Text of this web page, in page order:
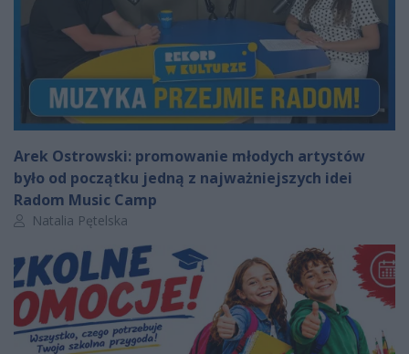
Arek Ostrowski: promowanie młodych artystów
było od początku jedną z najważniejszych idei
Radom Music Camp
Autor artykułu:
Natalia Pętelska